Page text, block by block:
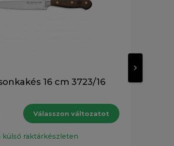
16 cm 3723/16
Válasszon változatot
külső raktárkészleten